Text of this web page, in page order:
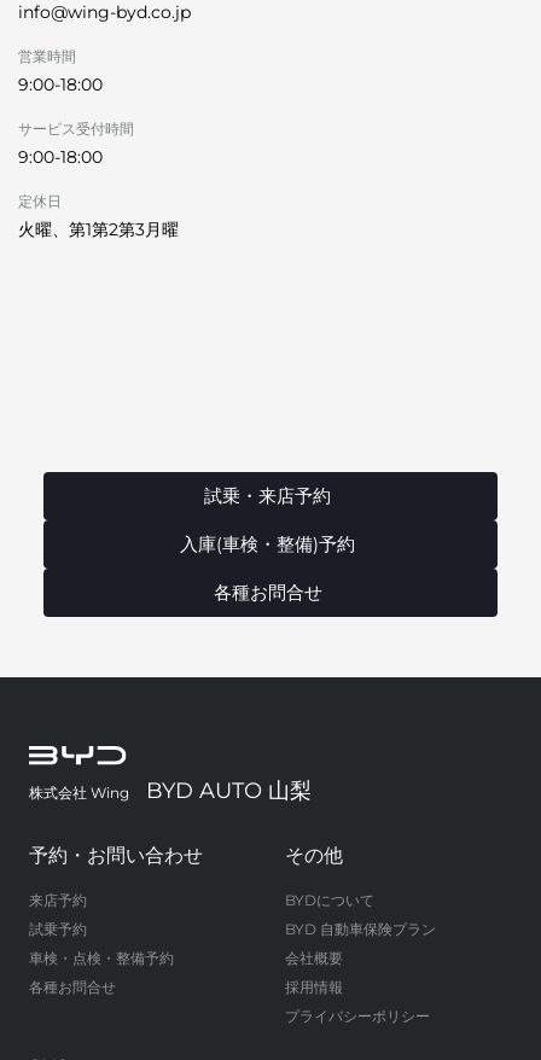
info@wing-byd.co.jp
営業時間
9:00-18:00
サービス受付時間
9:00-18:00
定休日
火曜、第1第2第3月曜
試乗・来店予約
入庫(車検・整備)予約
各種お問合せ
株式会社 Wing BYD AUTO 山梨
予約・お問い合わせ
来店予約
試乗予約
車検・点検・整備予約
各種お問合せ
その他
BYDについて
BYD 自動車保険プラン
会社概要
採用情報
プライバシーポリシー